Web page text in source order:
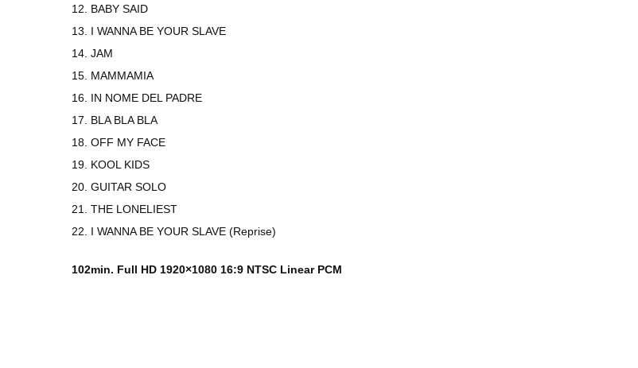
12. BABY SAID
13. I WANNA BE YOUR SLAVE
14. JAM
15. MAMMAMIA
16. IN NOME DEL PADRE
17. BLA BLA BLA
18. OFF MY FACE
19. KOOL KIDS
20. GUITAR SOLO
21. THE LONELIEST
22. I WANNA BE YOUR SLAVE (Reprise)
102min. Full HD 1920×1080 16:9 NTSC Linear PCM